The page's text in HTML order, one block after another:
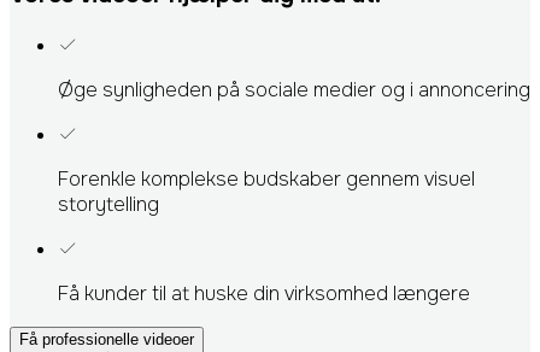
Øge synligheden på sociale medier og i annoncering
Forenkle komplekse budskaber gennem visuel
storytelling
Få kunder til at huske din virksomhed længere
Få professionelle videoer